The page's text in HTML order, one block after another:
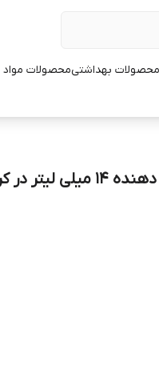
محصولات بهداشتیمحصولات مواد
در کرج